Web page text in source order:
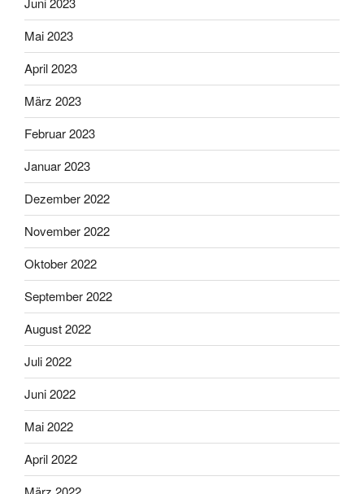
Mai 2023
April 2023
März 2023
Februar 2023
Januar 2023
Dezember 2022
November 2022
Oktober 2022
September 2022
August 2022
Juli 2022
Juni 2022
Mai 2022
April 2022